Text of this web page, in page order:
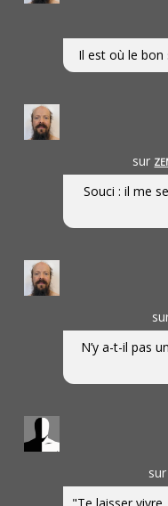
Il est où le bon
sur
Souci : il me
N’y a-t-il pas
sur